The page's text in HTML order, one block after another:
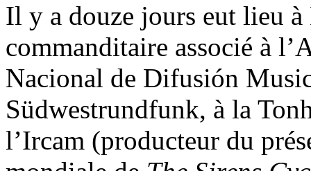
Il y a douze jours eut lieu
commanditaire associé à
Nacional de Difusión
Südwestrundfunk, à la
l’Ircam (producteur du